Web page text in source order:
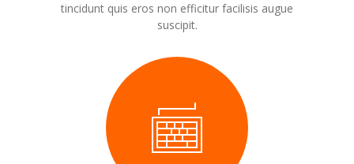
tincidunt quis eros non efficitur facilisis augue
suscipit.